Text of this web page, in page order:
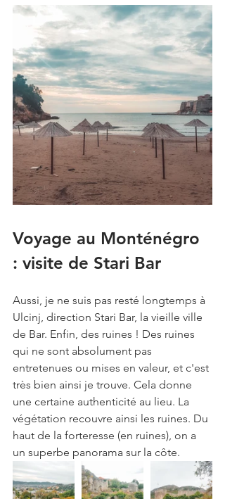
Voyage au Monténégro
: visite de Stari Bar
Aussi, je ne suis pas resté longtemps à
Ulcinj, direction Stari Bar, la vieille ville
de Bar. Enfin, des ruines ! Des ruines
qui ne sont absolument pas
entretenues ou mises en valeur, et c'est
très bien ainsi je trouve. Cela donne
une certaine authenticité au lieu. La
végétation recouvre ainsi les ruines. Du
haut de la forteresse (en ruines), on a
un superbe panorama sur la côte.